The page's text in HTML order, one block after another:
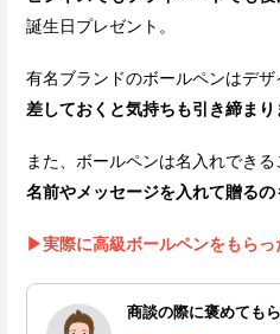
誕生日プレゼント。
有名ブランドのボールペンはデザ
差しておくと気持ちも引き締まり
また、ボールペンは名入れできる
名前やメッセージを入れて贈るの
▶実際に高級ボールペンをもらっ
商談の際に褒めても